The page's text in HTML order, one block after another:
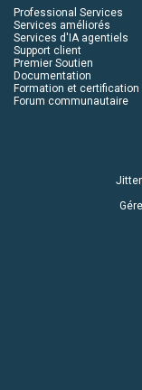
Professional Services
Services améliorés
Services d'IA agentiels
Support client
Premier Soutien
Documentation
Formation et certification
Forum communautaire